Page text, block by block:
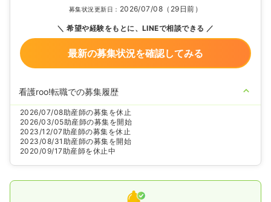
募集状況更新日： 2026/07/08（29日前）
希望や経験をもとに、LINEで相談できる
最新の募集状況を確認してみる
看護roo!転職での募集履歴
2026/07/08助産師の募集を休止
2026/03/05助産師の募集を開始
2023/12/07助産師の募集を休止
2023/08/31 助産師の募集を開始
2020/09/17助産師を休止中